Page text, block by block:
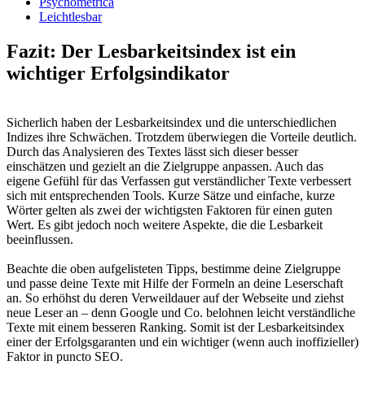
Leichtlesbar
Fazit: Der Lesbarkeitsindex ist ein
wichtiger Erfolgsindikator
Sicherlich haben der Lesbarkeitsindex und die unterschiedlichen
Indizes ihre Schwächen. Trotzdem überwiegen die Vorteile deutlich.
Durch das Analysieren des Textes lässt sich dieser besser
einschätzen und gezielt an die Zielgruppe anpassen. Auch das
eigene Gefühl für das Verfassen gut verständlicher Texte verbessert
sich mit entsprechenden Tools. Kurze Sätze und einfache, kurze
Wörter gelten als zwei der wichtigsten Faktoren für einen guten
Wert. Es gibt jedoch noch weitere Aspekte, die die Lesbarkeit
beeinflussen.
Beachte die oben aufgelisteten Tipps, bestimme deine Zielgruppe
und passe deine Texte mit Hilfe der Formeln an deine Leserschaft
an. So erhöhst du deren Verweildauer auf der Webseite und ziehst
neue Leser an – denn Google und Co. belohnen leicht verständliche
Texte mit einem besseren Ranking. Somit ist der Lesbarkeitsindex
einer der Erfolgsgaranten und ein wichtiger (wenn auch inoffizieller)
Faktor in puncto SEO.